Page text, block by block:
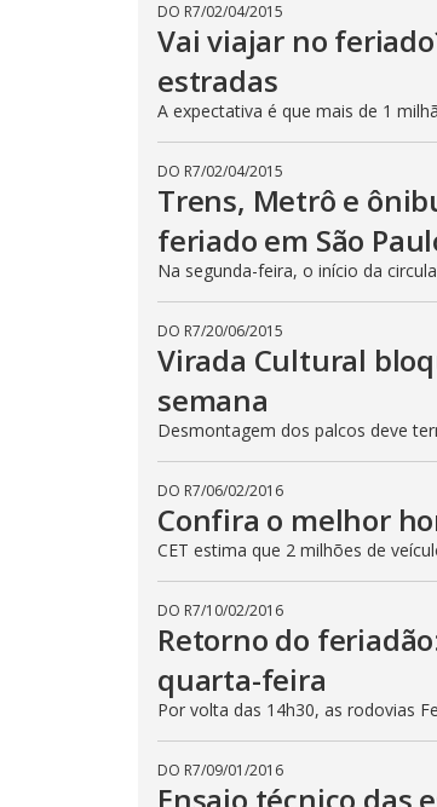
DO R7/02/04/2015
Vai viajar no
estradas
A expectativa é que mais de 1
DO R7/02/04/2015
Trens, Metrô e
feriado em São
Na segunda-feira, o início da
DO R7/20/06/2015
Virada Cultural
semana
Desmontagem dos palcos deve
DO R7/06/02/2016
Confira o melhor
CET estima que 2 milhões de
DO R7/10/02/2016
Retorno do
quarta-feira
Por volta das 14h30, as rodovias
DO R7/09/01/2016